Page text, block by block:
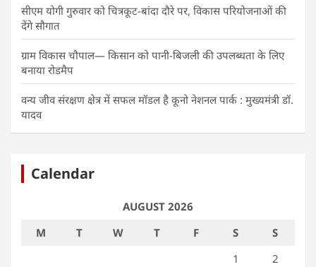
सीएम योगी गुरुवार को चित्रकूट-बांदा दौरे पर, विकास परियोजनाओं की
देंगे सौगात
ग्राम विकास चौपाल— किसान को पानी-बिजली की उपलब्धता के लिए
बनाया रोडमैप
वन्य जीव संरक्षण क्षेत्र में सफल मॉडल है कूनो नेशनल पार्क : मुख्यमंत्री डॉ.
यादव
Calendar
AUGUST 2026
M
T W T F S
S
1
2